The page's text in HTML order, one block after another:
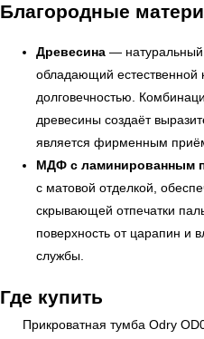
Благородные
Древесина — натуральный
обладающий естественной
долговечностью.
древесины создаёт
является фирменным
МДФ с ламинированным
с матовой отделкой,
скрывающей отпечатки
поверхность от царапин и
службы.
Где купить
Прикроватная тумба Odry
УЗНАТЬ ПОДРОБНЕЕ